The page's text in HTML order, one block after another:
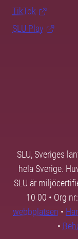
TikTok
SLU Play
SLU, Sveriges
hela Sverige.
SLU är
10 00 • Org
webbplatsen •
•